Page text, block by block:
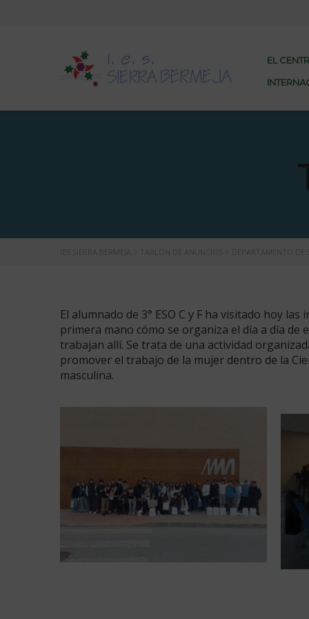
EL
El alumnado de 3° ESO C y F ha visitado hoy
primera mano cómo se organiza el día a día
trabajan allí. Se trata de una actividad
promover el trabajo de la mujer dentro de la
masculina.